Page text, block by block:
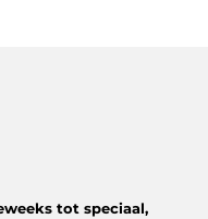
tot speciaal,